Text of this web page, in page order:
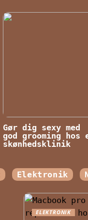
Gør dig sexy med
god grooming hos
skønhedsklinik
Elektronik
ELEKTRONIK